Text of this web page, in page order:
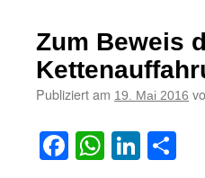
Zum Beweis
Publiziert am 19. Mai 2016
Facebook